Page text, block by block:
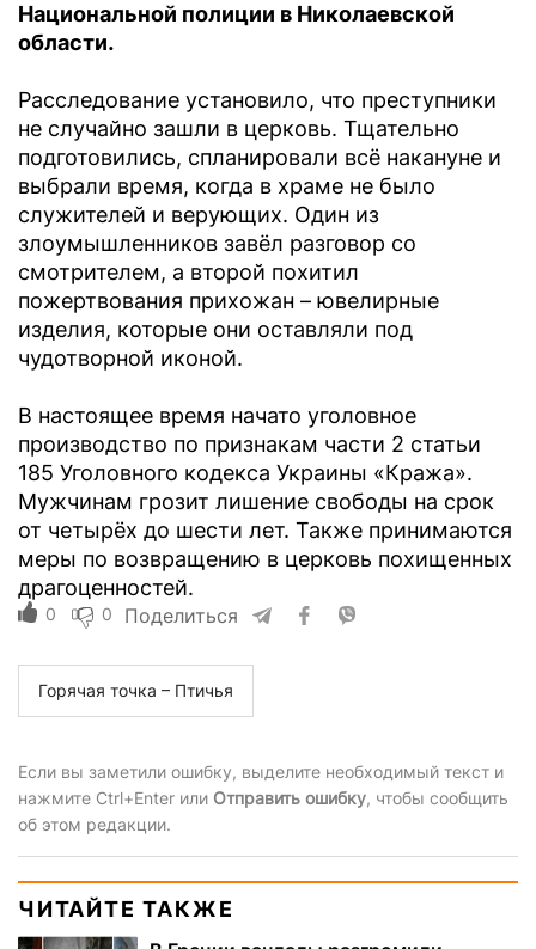
Национальной полиции в Николаевской
области.
Расследование установило, что преступники
не случайно зашли в церковь. Тщательно
подготовились, спланировали всё накануне и
выбрали время, когда в храме не было
служителей и верующих. Один из
злоумышленников завёл разговор со
смотрителем, а второй похитил
пожертвования прихожан – ювелирные
изделия, которые они оставляли под
чудотворной иконой.
В настоящее время начато уголовное
производство по признакам части 2 статьи
185 Уголовного кодекса Украины «Кража».
Мужчинам грозит лишение свободы на срок
от четырёх до шести лет. Также принимаются
меры по возвращению в церковь похищенных
драгоценностей.
0 0 Поделиться
Горячая точка – Птичья
Если вы заметили ошибку, выделите необходимый текст и
нажмите Ctrl+Enter или Отправить ошибку, чтобы сообщить
об этом редакции.
ЧИТАЙТЕ ТАКЖЕ